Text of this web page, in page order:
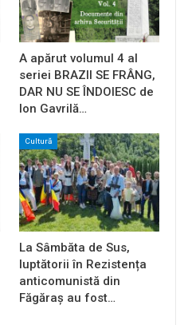
A apărut volumul 4 al
seriei BRAZII SE FRÂNG,
DAR NU SE ÎNDOIESC de
Ion Gavrilă…
Cultură
La Sâmbăta de Sus,
luptătorii în Rezistența
anticomunistă din
Făgăraș au fost…